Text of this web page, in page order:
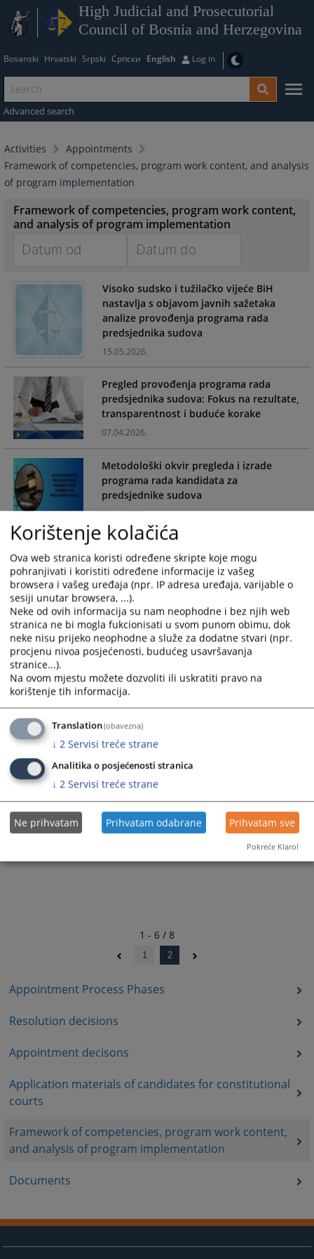
High Judicial and Prosecutorial
Council of Bosnia and Herzegovina
Bosanski Hrvatski Srpski Српски English Log in
Advanced search
Activities
Appointments
Framework of competencies, program work content, and analysis
of program implementation
Appointment Process Phases
Resolution decisions
Appointment decisons
Application materials of candidates for constitutional
courts
Framework of competencies, program work content,
and analysis of program implementation
Documents
Framework of competencies, program work content,
and analysis of program implementation
forward
interact
with
the
calendar
and
select
a
date.
Press
the
question
mark
key
get
the
keyboard
shortcuts
for
changing
dates.
forward
to
interact
with
the
calendar
and
select
a
date.
the
question
mark
key
get
the
keyboard
shortcuts
for
changing
dates.
Visoko sudsko i tužilačko vijeće BiH
nastavlja s objavom javnih sažetaka
analize provođenja programa rada
predsjednika sudova
15.05.2026.
Pregled provođenja programa rada
predsjednika sudova: Fokus na rezultate,
transparentnost i buduće korake
07.04.2026.
Metodološki okvir pregleda i izrade
programa rada kandidata za
predsjednike sudova
21.11.2025.
Suda Bosne i Hercegovine - Ranko
Debevec
19.01.2023.
Program rada izabranog glavnog tužioca
Tužilaštva BiH Milanka Kajganića
Program rada kandidata za poziciju
glavnog tužioca Tužilaštva BiH Gordane
Tadić
30.01.2019.
1 - 6 / 8
1 2
Korištenje kolačića
Ova web stranica koristi određene skripte koje mogu
pohranjivati i koristiti određene informacije iz vašeg
browsera i vašeg uređaja (npr. IP adresa uređaja, varijable o
sesiji unutar browsera, ...).
Neke od ovih informacija su nam neophodne i bez njih web
stranica ne bi mogla fukcionisati u svom punom obimu, dok
neke nisu prijeko neophodne a služe za dodatne stvari (npr.
procjenu nivoa posjećenosti, budućeg usavršavanja
stranice...).
Na ovom mjestu možete dozvoliti ili uskratiti pravo na
korištenje tih informacija.
Translation(obavezna)
↓ 2 Servisi treće strane
Analitika o posjećenosti stranica
↓ 2 Servisi treće strane
Ne prihvatam Prihvatam odabrane Prihvatam sve
Pokreće Klaro!